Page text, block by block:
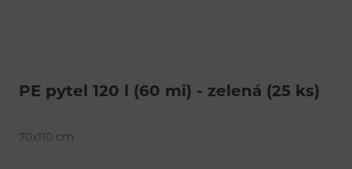
PE pytel 120 l (60 mi) - zelená (25 ks)
70x110 cm